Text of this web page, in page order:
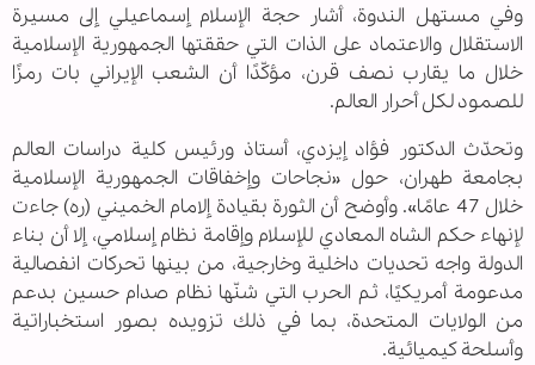
وفي مستهل الندوة، أشار حجة الإسلام إسماعيلي إلى مسيرة
الاستقلال والاعتماد على الذات التي حققتها الجمهورية الإسلامية
خلال ما يقارب نصف قرن، مؤكّدًا أن الشعب الإيراني بات رمزًا
للصمود لكل أحرار العالم.
وتحدّث الدكتور فؤاد إيزدي، أستاذ ورئيس كلية دراسات العالم
بجامعة طهران، حول «نجاحات وإخفاقات الجمهورية الإسلامية
خلال 47 عامًا». وأوضح أن الثورة بقيادة إلامام الخمیني (ره) جاءت
لإنهاء حكم الشاه المعادي للإسلام وإقامة نظام إسلامي، إلا أن بناء
الدولة واجه تحديات داخلية وخارجية، من بينها تحركات انفصالية
مدعومة أمريكيًا، ثم الحرب التي شنّها نظام صدام حسین بدعم
من الولايات المتحدة، بما في ذلك تزويده بصور استخباراتية
وأسلحة كيميائية.